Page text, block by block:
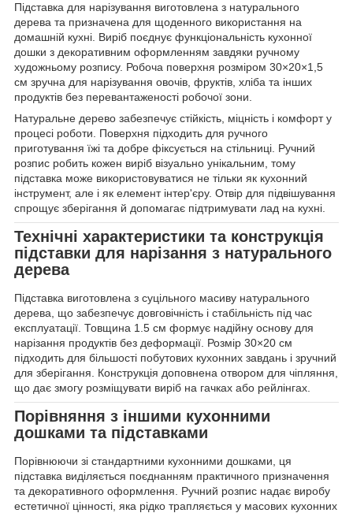
Підставка для нарізування виготовлена з натурального
дерева та призначена для щоденного використання на
домашній кухні. Виріб поєднує функціональність кухонної
дошки з декоративним оформленням завдяки ручному
художньому розпису. Робоча поверхня розміром 30×20×1,5
см зручна для нарізування овочів, фруктів, хліба та інших
продуктів без перевантаженості робочої зони.
Натуральне дерево забезпечує стійкість, міцність і комфорт у
процесі роботи. Поверхня підходить для ручного
приготування їжі та добре фіксується на стільниці. Ручний
розпис робить кожен виріб візуально унікальним, тому
підставка може використовуватися не тільки як кухонний
інструмент, але і як елемент інтер'єру. Отвір для підвішування
спрощує зберігання й допомагає підтримувати лад на кухні.
Технічні характеристики та конструкція
підставки для нарізання з натурального
дерева
Підставка виготовлена з суцільного масиву натурального
дерева, що забезпечує довговічність і стабільність під час
експлуатації. Товщина 1.5 см формує надійну основу для
нарізання продуктів без деформації. Розмір 30×20 см
підходить для більшості побутових кухонних завдань і зручний
для зберігання. Конструкція доповнена отвором для чіпляння,
що дає змогу розміщувати виріб на гачках або рейлінгах.
Порівняння з іншими кухонними
дошками та підставками
Порівнюючи зі стандартними кухонними дошками, ця
підставка виділяється поєднанням практичного призначення
та декоративного оформлення. Ручний розпис надає виробу
естетичної цінності, яка рідко трапляється у масових кухонних